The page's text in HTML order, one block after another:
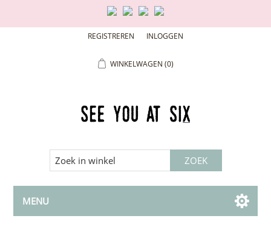
REGISTREREN INLOGGEN
WINKELWAGEN (0)
MENU